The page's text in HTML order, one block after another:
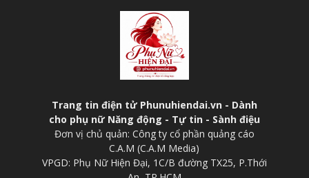
Trang tin điện tử Phunuhiendai.vn - Dành
cho phụ nữ Năng động - Tự tin - Sành điệu
Đơn vị chủ quản: Công ty cổ phần quảng cáo
C.A.M (C.A.M Media)
VPGD: Phụ Nữ Hiện Đại, 1C/B đường TX25, P.Thới